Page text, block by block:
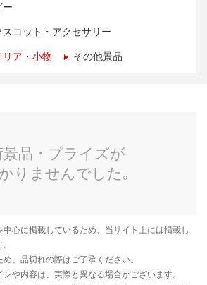
ー
コット・アクセサリー
ア・小物 その他景品